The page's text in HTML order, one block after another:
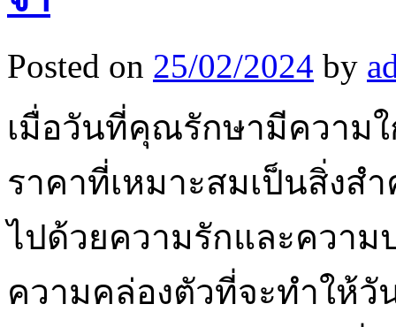
Posted on 25/02/2024 by
เมื่อวันที่คุณรักษามีความ
ราคาที่เหมาะสมเป็นสิ่งส
ไปด้วยความรักและความ
ความคล่องตัวที่จะทำให้